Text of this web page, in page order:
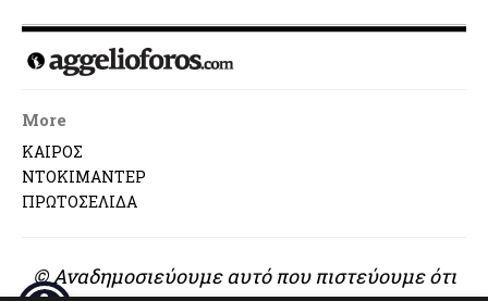
More
ΚΑΙΡΟΣ
ΝΤΟΚΙΜΑΝΤΕΡ
ΠΡΩΤΟΣΕΛΙΔΑ
© Αναδημοσιεύουμε αυτό που πιστεύουμε ότι